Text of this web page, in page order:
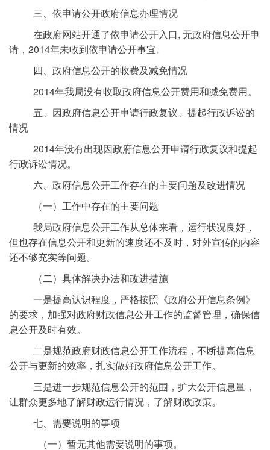
三、依申请公开政府信息办理情况
在政府网站开通了依申请公开入口, 无政府信息公开申
请，2014年未收到依申请公开事宜。
四、政府信息公开的收费及减免情况
2014年我局没有收取政府信息公开费用和减免费用。
五、因政府信息公开申请行政复议、提起行政诉讼的
情况
2014年没有出现因政府信息公开申请行政复议和提起
行政诉讼情况。
六、政府信息公开工作存在的主要问题及改进情况
（一）工作中存在的主要问题
我局政府信息公开工作从总体来看，运行状况良好，
但也存在信息公开和更新的速度还不及时，对外宣传的内容
还不够充实等问题。
（二）具体解决办法和改进措施
一是提高认识程度，严格按照《政府公开信息条例》
的要求，加强对政府财政信息公开工作的监督管理，确保信
息公开及时有效。
二是规范政府财政信息公开工作流程，不断提高信息
公开与更新的效率，扎实做好政府信息公开工作。
三是进一步规范信息公开的范围，扩大公开信息量，
让群众更多地了解财政运行情况，了解财政政策。
七、需要说明的事项
（一）暂无其他需要说明的事项。